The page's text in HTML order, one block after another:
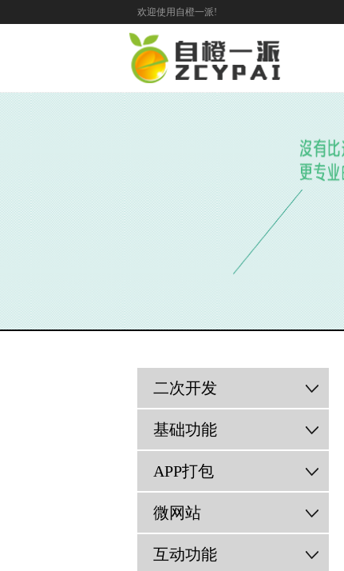
欢迎使用自橙一派!
二次开发
基础功能
APP打包
微网站
互动功能